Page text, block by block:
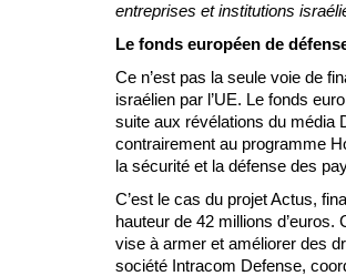
entreprises et institutions
Le fonds européen de
Ce n’est pas la seule voie de
israélien par l’UE. Le fonds
suite aux révélations du média
contrairement au programme
la sécurité et la défense des
C’est le cas du projet Actus,
hauteur de 42 millions d’euros.
vise à armer et améliorer des
société Intracom Defense,